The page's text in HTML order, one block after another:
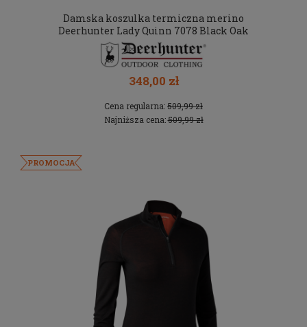
Damska koszulka termiczna merino
Deerhunter Lady Quinn 7078 Black Oak
348,00 zł
Cena regularna:509,99 zł
Najniższa cena:509,99 zł
PROMOCJA